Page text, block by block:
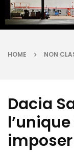
HOME NON
Dacia